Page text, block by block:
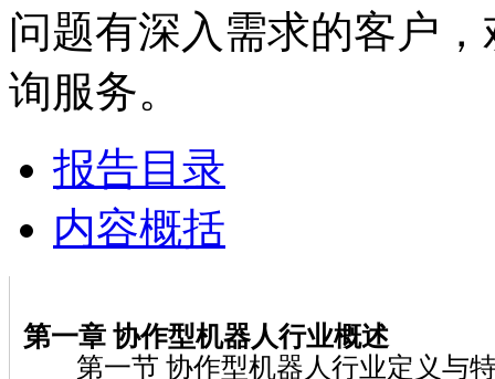
问题有深入需求的客户
询服务。
报告目录
内容概括
第一章 协作型机器人行业概述
第一节 协作型机器人行业定义与